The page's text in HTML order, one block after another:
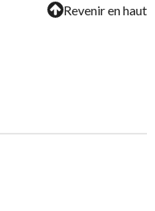
Revenir en haut